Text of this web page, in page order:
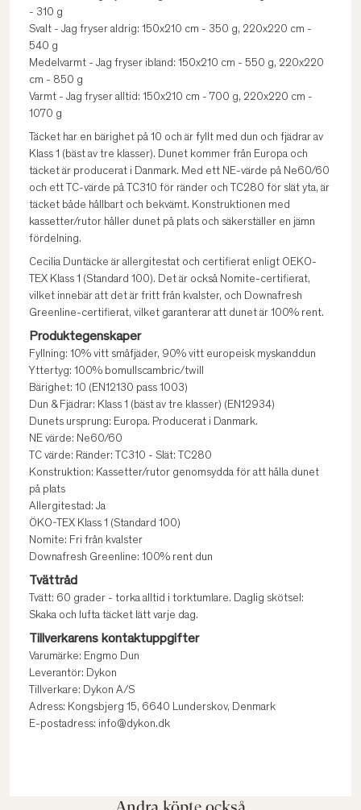
- 310 g
Svalt - Jag fryser aldrig: 150x210 cm - 350 g, 220x220 cm -
540 g
Medelvarmt - Jag fryser ibland: 150x210 cm - 550 g, 220x220
cm - 850 g
Varmt - Jag fryser alltid: 150x210 cm - 700 g, 220x220 cm -
1070 g
Täcket har en bärighet på 10 och är fyllt med dun och fjädrar av
Klass 1 (bäst av tre klasser). Dunet kommer från Europa och
täcket är producerat i Danmark. Med ett NE-värde på Ne60/60
och ett TC-värde på TC310 för ränder och TC280 för slät yta, är
täcket både hållbart och bekvämt. Konstruktionen med
kassetter/rutor håller dunet på plats och säkerställer en jämn
fördelning.
Cecilia Duntäcke är allergitestat och certifierat enligt OEKO-
TEX Klass 1 (Standard 100). Det är också Nomite-certifierat,
vilket innebär att det är fritt från kvalster, och Downafresh
Greenline-certifierat, vilket garanterar att dunet är 100% rent.
Produktegenskaper
Fyllning: 10% vitt småfjäder, 90% vitt europeisk myskanddun
Yttertyg: 100% bomullscambric/twill
Bärighet: 10 (EN12130 pass 1003)
Dun & Fjädrar: Klass 1 (bäst av tre klasser) (EN12934)
Dunets ursprung: Europa. Producerat i Danmark.
NE värde: Ne60/60
TC värde: Ränder: TC310 - Slät: TC280
Konstruktion: Kassetter/rutor genomsydda för att hålla dunet
på plats
Allergitestad: Ja
ÖKO-TEX Klass 1 (Standard 100)
Nomite: Fri från kvalster
Downafresh Greenline: 100% rent dun
Tvättråd
Tvätt: 60 grader - torka alltid i torktumlare. Daglig skötsel:
Skaka och lufta täcket lätt varje dag.
Tillverkarens kontaktuppgifter
Varumärke: Engmo Dun
Leverantör: Dykon
Tillverkare: Dykon A/S
Adress: Kongsbjerg 15, 6640 Lunderskov, Denmark
E-postadress: info@dykon.dk